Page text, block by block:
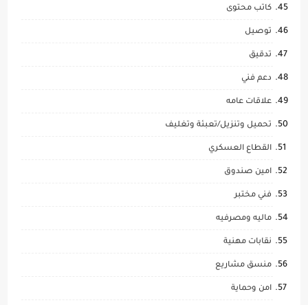
كاتب محتوى
توصيل
تدقيق
دعم فني
علاقات عامه
تحميل وتنزيل/تعبئة وتغليف
القطاع العسكري
امين صندوق
فني مختبر
ماليه ومصرفيه
نقابات مهنية
منسق مشاريع
امن وحماية